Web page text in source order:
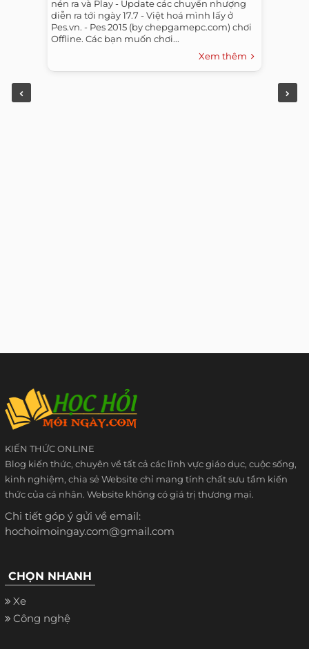
nén ra và Play - Update các chuyển nhượng
diễn ra tới ngày 17.7 - Việt hoá mình lấy ở
Pes.vn. - Pes 2015 (by chepgamepc.com) chơi
Offline. Các bạn muốn chơi...
Xem thêm
KIẾN THỨC ONLINE
Blog kiến thức, chuyên về tất cả các lĩnh vực giáo dục, cuộc sống,
kinh nghiệm, chia sẻ Website chỉ mang tính chất sưu tầm kiến
thức của cá nhân. Website không có giá trị thương mại.
Chi tiết góp ý gửi về email:
hochoimoingay.com@gmail.com
CHỌN NHANH
Xe
Công nghệ